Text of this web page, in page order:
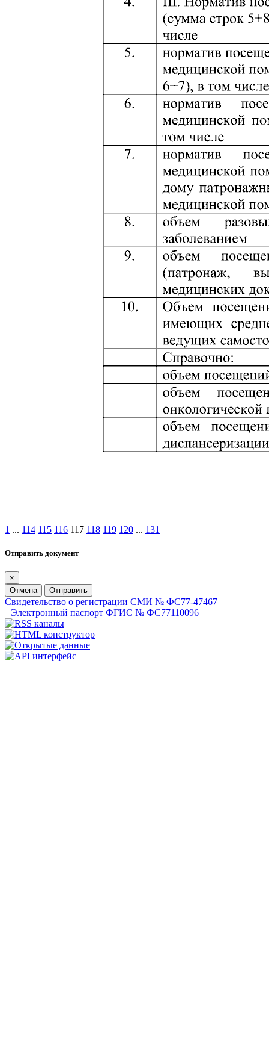
1 ... 114 115 116 117 118 119 120 ... 131
Отправить документ
×
Отмена
Отправить
Свидетельство о регистрации СМИ № ФС77-47467
Электронный паспорт ФГИС № ФС77110096